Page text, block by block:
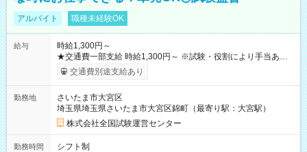
アルバイト 職種未経験OK
給与
時給1,300円～
★交通費一部支給 時給1,300円～ ※試験・役割により手当あり
※勤務回数により昇給あり 【即給（前払い）オプションあ
り！】 希望される場合、勤務から1週間ほどで給与の一部を受け
例】 ・河合塾模擬試験 8:30～17:30（休憩1時間） 時給1,300円
×8時間＝日収10,400円＋交通費 ※当日の役割により時給＋100
円の場合あり ・国家試験 7:00～13:30（休憩なし） 時給1,300
円（役割手当＋100円）×6時間＝日収8,400円＋交通費 【試用期
間】試用期間なし
交通費別途支給あり
勤務地
さいたま市大宮区
埼玉県埼玉県さいたま市大宮区錦町（最寄り駅：大宮駅）
株式会社全国試験運営センター
勤務時間
シフト制